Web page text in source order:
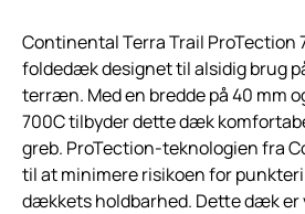
Continental Terra Trail ProTection
foldedæk designet til alsidig brug
terræn. Med en bredde på 40 mm
700C tilbyder dette dæk
greb. ProTection-teknologien fra
til at minimere risikoen for
dækkets holdbarhed. Dette dæk er